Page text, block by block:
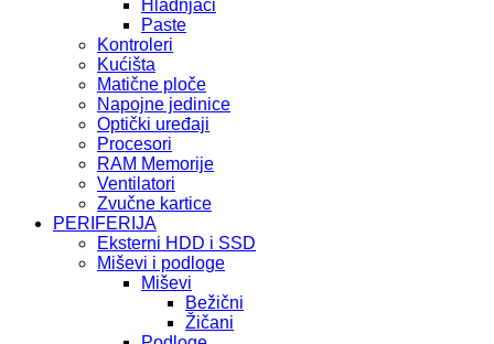
Hladnjaci
Paste
Kontroleri
Kućišta
Matične ploče
Napojne jedinice
Optički uređaji
Procesori
RAM Memorije
Ventilatori
Zvučne kartice
PERIFERIJA
Eksterni HDD i SSD
Miševi i podloge
Miševi
Bežični
Žičani